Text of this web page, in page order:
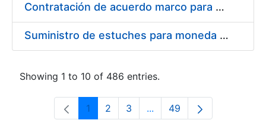
Contratación de acuerdo marco para el Suministro de Material de Electricidad para la Fábrica Nacional de Moneda y Timbre-Real Casa de la Moneda en su centro de trabajo de Burgos
Suministro de estuches para moneda de 30 €
Showing 1 to 10 of 486 entries.
Page
1 Page
2 Page
3 ...Intermediate Pages Use
Page
49